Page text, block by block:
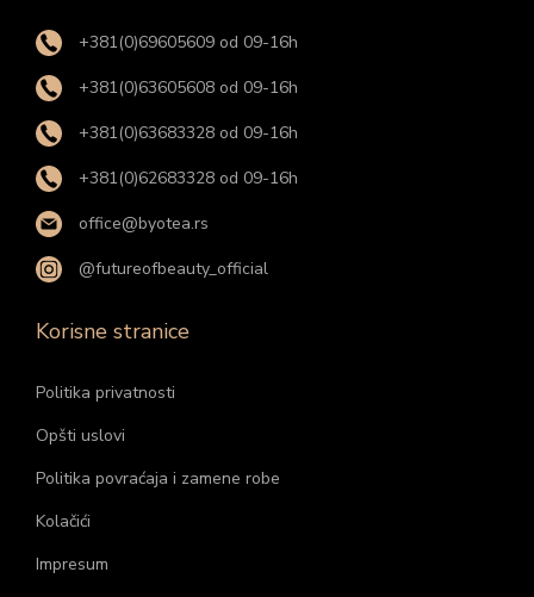
+381(0)69605609 od 09-16h
+381(0)63605608 od 09-16h
+381(0)63683328 od 09-16h
+381(0)62683328 od 09-16h
office@byotea.rs
@futureofbeauty_official
Korisne stranice
Politika privatnosti
Opšti uslovi
Politika povraćaja i zamene robe
Kolačići
Impresum